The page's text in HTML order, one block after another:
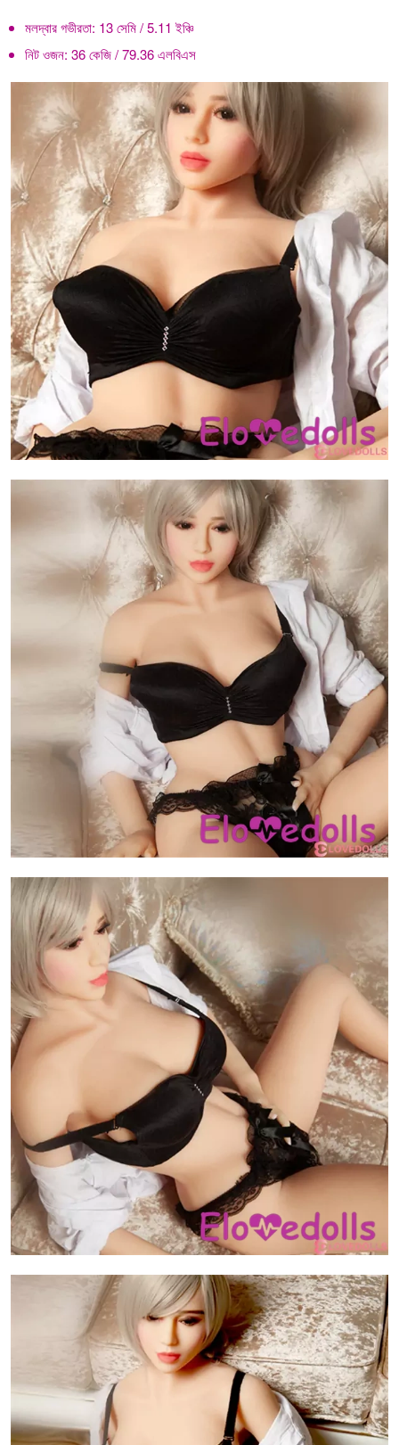
মলদ্বার গভীরতা: 13 সেমি / 5.11 ইঞ্চি
নিট ওজন: 36 কেজি / 79.36 এলবিএস